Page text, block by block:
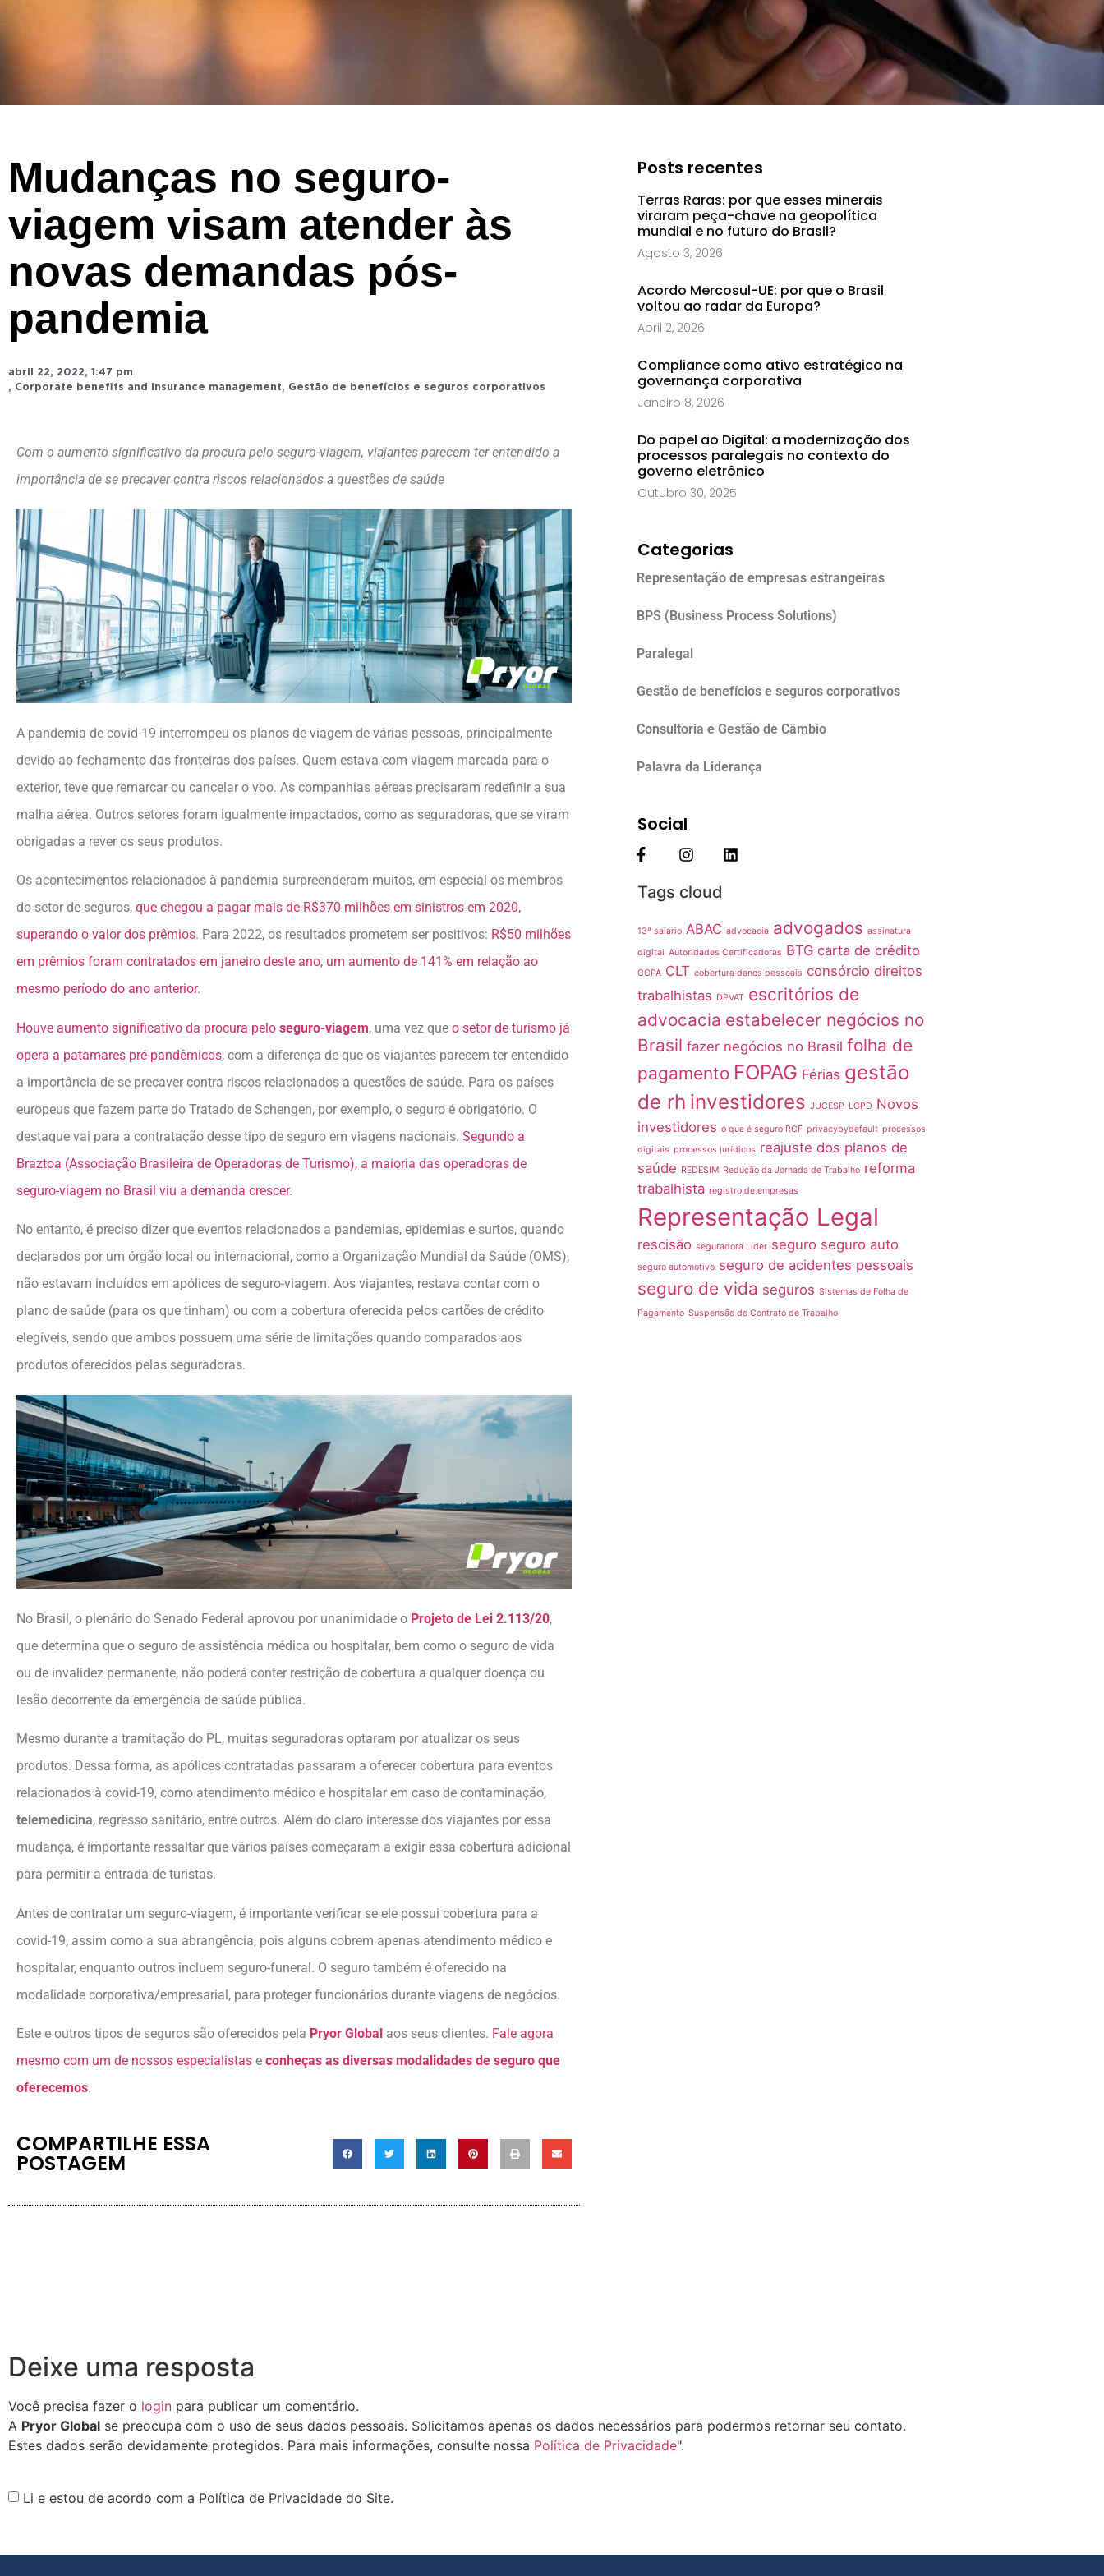
Mudanças no seguro-
viagem visam atender às
novas demandas pós-
pandemia
abril 22, 2022, 1:47 pm
, Corporate benefits and insurance management, Gestão de benefícios e seguros corporativos
Com o aumento significativo da procura pelo seguro-viagem, viajantes parecem ter entendido a
importância de se precaver contra riscos relacionados a questões de saúde
A pandemia de covid-19 interrompeu os planos de viagem de várias pessoas, principalmente
devido ao fechamento das fronteiras dos países. Quem estava com viagem marcada para o
exterior, teve que remarcar ou cancelar o voo. As companhias aéreas precisaram redefinir a sua
malha aérea. Outros setores foram igualmente impactados, como as seguradoras, que se viram
obrigadas a rever os seus produtos.
Os acontecimentos relacionados à pandemia surpreenderam muitos, em especial os membros
do setor de seguros, que chegou a pagar mais de R$370 milhões em sinistros em 2020,
superando o valor dos prêmios. Para 2022, os resultados prometem ser positivos: R$50 milhões
em prêmios foram contratados em janeiro deste ano, um aumento de 141% em relação ao
mesmo período do ano anterior.
Houve aumento significativo da procura pelo seguro-viagem, uma vez que o setor de turismo já
opera a patamares pré-pandêmicos, com a diferença de que os viajantes parecem ter entendido
a importância de se precaver contra riscos relacionados a questões de saúde. Para os países
europeus que fazem parte do Tratado de Schengen, por exemplo, o seguro é obrigatório. O
destaque vai para a contratação desse tipo de seguro em viagens nacionais. Segundo a
Braztoa (Associação Brasileira de Operadoras de Turismo), a maioria das operadoras de
seguro-viagem no Brasil viu a demanda crescer.
No entanto, é preciso dizer que eventos relacionados a pandemias, epidemias e surtos, quando
declarados por um órgão local ou internacional, como a Organização Mundial da Saúde (OMS),
não estavam incluídos em apólices de seguro-viagem. Aos viajantes, restava contar com o
plano de saúde (para os que tinham) ou com a cobertura oferecida pelos cartões de crédito
elegíveis, sendo que ambos possuem uma série de limitações quando comparados aos
produtos oferecidos pelas seguradoras.
No Brasil, o plenário do Senado Federal aprovou por unanimidade o Projeto de Lei 2.113/20,
que determina que o seguro de assistência médica ou hospitalar, bem como o seguro de vida
ou de invalidez permanente, não poderá conter restrição de cobertura a qualquer doença ou
lesão decorrente da emergência de saúde pública.
Mesmo durante a tramitação do PL, muitas seguradoras optaram por atualizar os seus
produtos. Dessa forma, as apólices contratadas passaram a oferecer cobertura para eventos
relacionados à covid-19, como atendimento médico e hospitalar em caso de contaminação,
telemedicina, regresso sanitário, entre outros. Além do claro interesse dos viajantes por essa
mudança, é importante ressaltar que vários países começaram a exigir essa cobertura adicional
para permitir a entrada de turistas.
Antes de contratar um seguro-viagem, é importante verificar se ele possui cobertura para a
covid-19, assim como a sua abrangência, pois alguns cobrem apenas atendimento médico e
hospitalar, enquanto outros incluem seguro-funeral. O seguro também é oferecido na
modalidade corporativa/empresarial, para proteger funcionários durante viagens de negócios.
Este e outros tipos de seguros são oferecidos pela Pryor Global aos seus clientes. Fale agora
mesmo com um de nossos especialistas e conheças as diversas modalidades de seguro que
oferecemos.
COMPARTILHE ESSA
POSTAGEM
Posts recentes
Terras Raras: por que esses minerais
viraram peça-chave na geopolítica
mundial e no futuro do Brasil?
Agosto 3, 2026
Acordo Mercosul-UE: por que o Brasil
voltou ao radar da Europa?
Abril 2, 2026
Compliance como ativo estratégico na
governança corporativa
Janeiro 8, 2026
Do papel ao Digital: a modernização dos
processos paralegais no contexto do
governo eletrônico
Outubro 30, 2025
Categorias
Representação de empresas estrangeiras
BPS (Business Process Solutions)
Paralegal
Gestão de benefícios e seguros corporativos
Consultoria e Gestão de Câmbio
Palavra da Liderança
Social
Tags cloud
13º salário ABAC advocacia advogados assinatura
digital Autoridades Certificadoras BTG carta de crédito
CCPA CLT cobertura danos pessoais consórcio direitos
trabalhistas DPVAT escritórios de
advocacia estabelecer negócios no
Brasil fazer negócios no Brasil folha de
pagamento FOPAG Férias gestão
de rh investidores JUCESP LGPD Novos
investidores o que é seguro RCF privacybydefault processos
digitais processos jurídicos reajuste dos planos de
saúde REDESIM Redução da Jornada de Trabalho reforma
trabalhista registro de empresas
Representação Legal
rescisão seguradora Líder seguro seguro auto
seguro automotivo seguro de acidentes pessoais
seguro de vida seguros Sistemas de Folha de
Pagamento Suspensão do Contrato de Trabalho
Deixe uma resposta
Você precisa fazer o login para publicar um comentário.
A Pryor Global se preocupa com o uso de seus dados pessoais. Solicitamos apenas os dados necessários para podermos retornar seu contato.
Estes dados serão devidamente protegidos. Para mais informações, consulte nossa Política de Privacidade".
Li e estou de acordo com a Política de Privacidade do Site.